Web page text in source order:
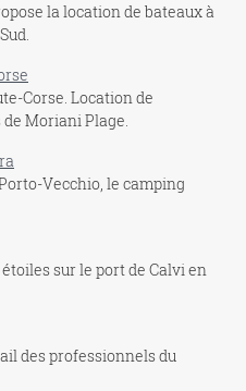
la location de bateaux à
Corse. Location de
Moriani Plage.
Vecchio, le camping
sur le port de Calvi en
des professionnels du